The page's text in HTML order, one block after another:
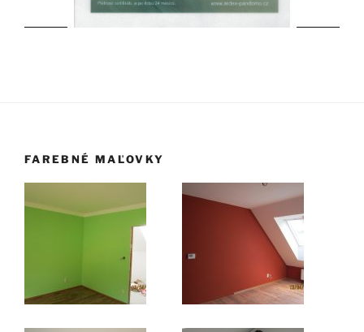
FAREBNÉ MAĽOVKY